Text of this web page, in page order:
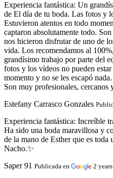
Experiencia fantástica: Un
de El día de tu boda. Las fotos y
Estuvieron atentos en todo
captaron absolutamente todo.
nos hicieron disfrutar de uno de
vida. Los recomendamos al
grandísimo trabajo por parte del
fotos y los vídeos no pueden
momento y no se les escapó
Son muy profesionales,
Estefany Carrasco Gonzales
Experiencia fantástica: Increíble
Ha sido una boda maravillosa y
de la mano de Esther que es
Nacho.✨
Saper 91 Publicada en 2